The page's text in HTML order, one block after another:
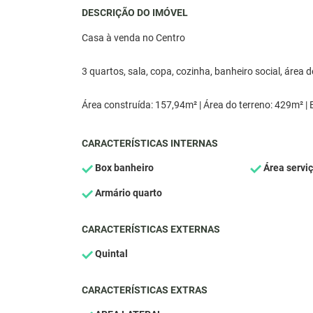
DESCRIÇÃO DO IMÓVEL
Casa à venda no Centro
3 quartos, sala, copa, cozinha, banheiro social, área
Área construída: 157,94m² | Área do terreno: 429m² |
CARACTERÍSTICAS INTERNAS
Box banheiro Área
Armário quarto
CARACTERÍSTICAS EXTERNAS
Quintal
CARACTERÍSTICAS EXTRAS